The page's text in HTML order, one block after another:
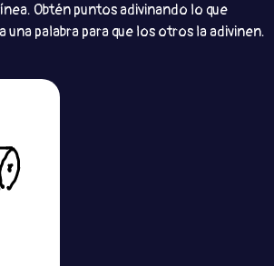
Obtén puntos adivinando lo que
una palabra para que los otros la adivinen.